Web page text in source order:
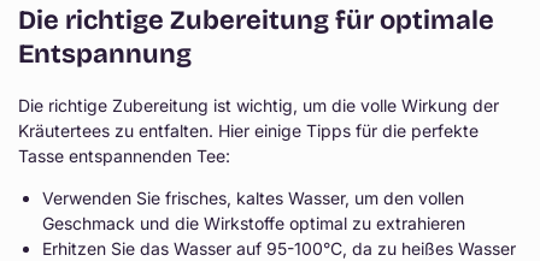
Die richtige Zubereitung für optimale
Entspannung
Die richtige Zubereitung ist wichtig, um die volle Wirkung der
Kräutertees zu entfalten. Hier einige Tipps für die perfekte
Tasse entspannenden Tee:
Verwenden Sie frisches, kaltes Wasser, um den vollen
Geschmack und die Wirkstoffe optimal zu extrahieren
Erhitzen Sie das Wasser auf 95-100°C, da zu heißes Wasser